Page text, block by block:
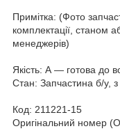
Примітка: (Фото
комплектації, станом
менеджерів)
Якість: А — готова до
Стан: Запчастина б/у,
Код: 211221-15
Оригінальний номер